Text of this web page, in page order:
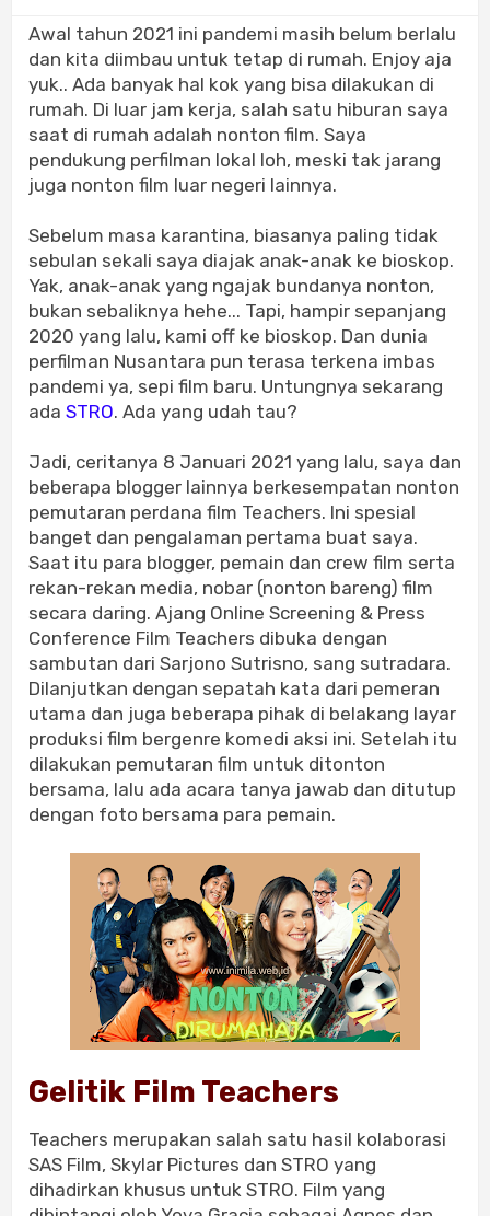
Awal tahun 2021 ini pandemi masih belum berlalu
dan kita diimbau untuk tetap di rumah. Enjoy aja
yuk.. Ada banyak hal kok yang bisa dilakukan di
rumah. Di luar jam kerja, salah satu hiburan saya
saat di rumah adalah nonton film. Saya
pendukung perfilman lokal loh, meski tak jarang
juga nonton film luar negeri lainnya.
Sebelum masa karantina, biasanya paling tidak
sebulan sekali saya diajak anak-anak ke bioskop.
Yak, anak-anak yang ngajak bundanya nonton,
bukan sebaliknya hehe... Tapi, hampir sepanjang
2020 yang lalu, kami off ke bioskop. Dan dunia
perfilman Nusantara pun terasa terkena imbas
pandemi ya, sepi film baru. Untungnya sekarang
ada STRO. Ada yang udah tau?
Jadi, ceritanya 8 Januari 2021 yang lalu, saya dan
beberapa blogger lainnya berkesempatan nonton
pemutaran perdana film Teachers. Ini spesial
banget dan pengalaman pertama buat saya.
Saat itu para blogger, pemain dan crew film serta
rekan-rekan media, nobar (nonton bareng) film
secara daring. Ajang Online Screening & Press
Conference Film Teachers dibuka dengan
sambutan dari Sarjono Sutrisno, sang sutradara.
Dilanjutkan dengan sepatah kata dari pemeran
utama dan juga beberapa pihak di belakang layar
produksi film bergenre komedi aksi ini. Setelah itu
dilakukan pemutaran film untuk ditonton
bersama, lalu ada acara tanya jawab dan ditutup
dengan foto bersama para pemain.
Gelitik Film Teachers
Teachers merupakan salah satu hasil kolaborasi
SAS Film, Skylar Pictures dan STRO yang
dihadirkan khusus untuk STRO. Film yang